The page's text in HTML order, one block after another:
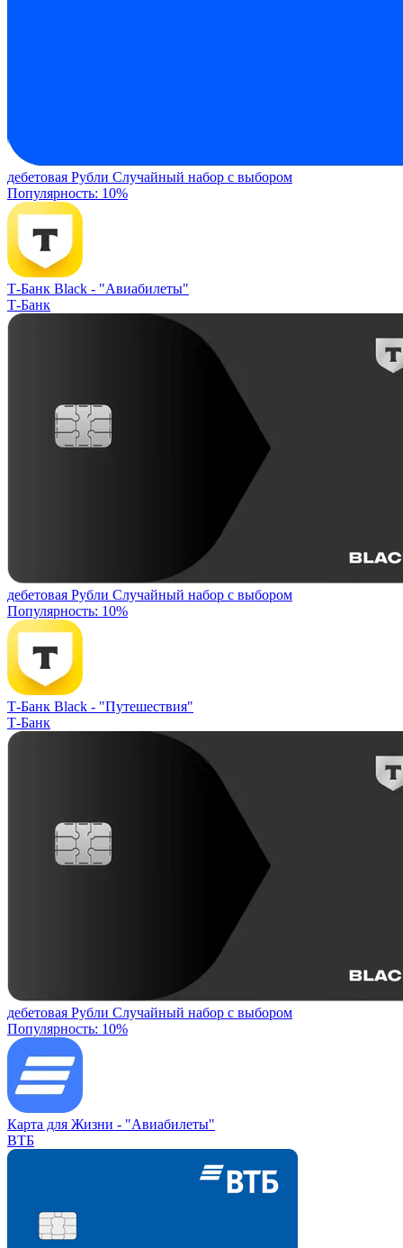
дебетовая Рубли Случайный набор с выбором
Популярность: 10%
Т-Банк Black - "Авиабилеты"
Т-Банк
дебетовая Рубли Случайный набор с выбором
Популярность: 10%
Т-Банк Black - "Путешествия"
Т-Банк
дебетовая Рубли Случайный набор с выбором
Популярность: 10%
Карта для Жизни - "Авиабилеты"
ВТБ